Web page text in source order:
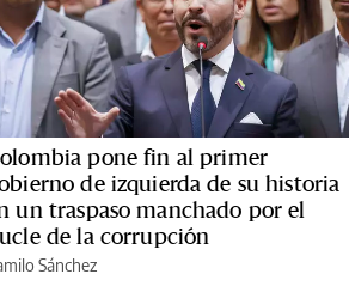
pone fin al primer
de izquierda de su historia
un traspaso manchado por el
de la corrupción
Sánchez